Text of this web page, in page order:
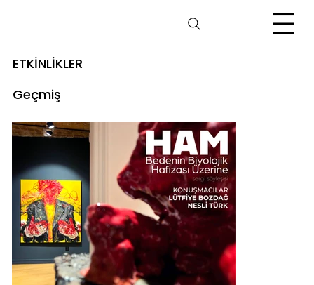
ETKİNLİKLER
Geçmiş